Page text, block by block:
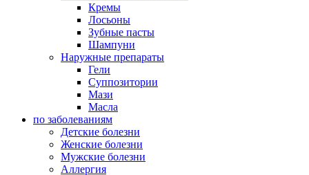
Кремы
Лосьоны
Зубные пасты
Шампуни
Наружные препараты
Гели
Суппозитории
Мази
Масла
по заболеваниям
Детские болезни
Женские болезни
Мужские болезни
Аллергия